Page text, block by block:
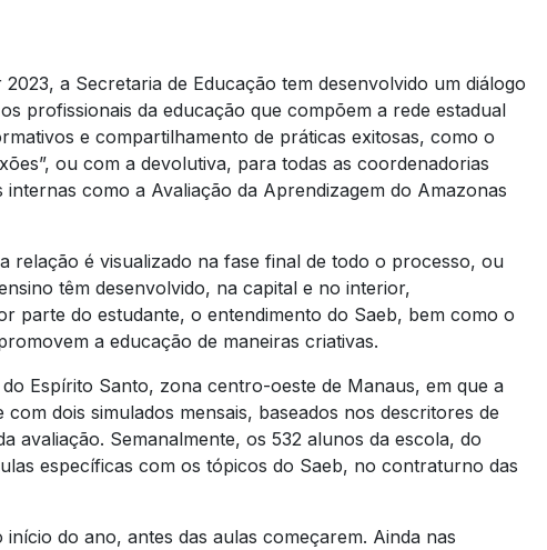
a Secretaria de Educação tem desenvolvido um diálogo
profissionais da educação que compõem a rede estadual
e compartilhamento de práticas exitosas, como o
ou com a devolutiva, para todas as coordenadorias
como a Avaliação da Aprendizagem do Amazonas
relação é visualizado na fase final de todo o processo, ou
têm desenvolvido, na capital e no interior,
parte do estudante, o entendimento do Saeb, bem como o
a educação de maneiras criativas.
Espírito Santo, zona centro-oeste de Manaus, em que a
dois simulados mensais, baseados nos descritores de
avaliação. Semanalmente, os 532 alunos da escola, do
específicas com os tópicos do Saeb, no contraturno das
do ano, antes das aulas começarem. Ainda nas